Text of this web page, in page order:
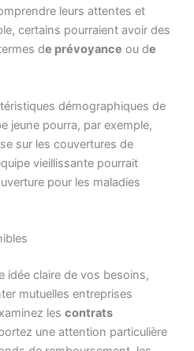
leurs attentes et
certains pourraient avoir des
de prévoyance ou de
démographiques de
jeune pourra, par exemple,
sur les couvertures de
vieillissante pourrait
pour les maladies
idée claire de vos besoins,
mutuelles entreprises
les contrats
une attention particulière